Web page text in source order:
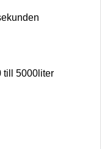
till 5000liter